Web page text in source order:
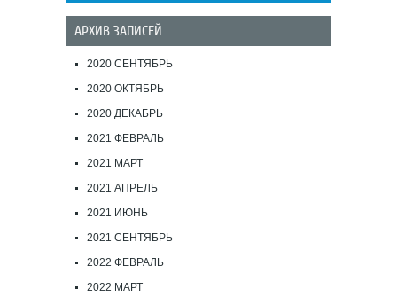
АРХИВ ЗАПИСЕЙ
2020 СЕНТЯБРЬ
2020 ОКТЯБРЬ
2020 ДЕКАБРЬ
2021 ФЕВРАЛЬ
2021 МАРТ
2021 АПРЕЛЬ
2021 ИЮНЬ
2021 СЕНТЯБРЬ
2022 ФЕВРАЛЬ
2022 МАРТ